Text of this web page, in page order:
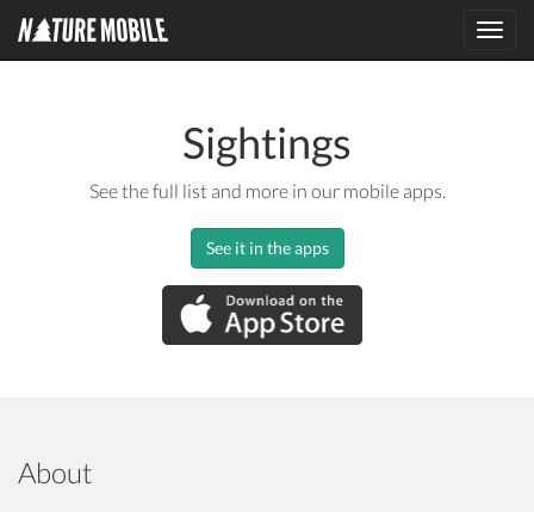
Sightings
See the full list and more in our mobile apps.
See it in the apps
About